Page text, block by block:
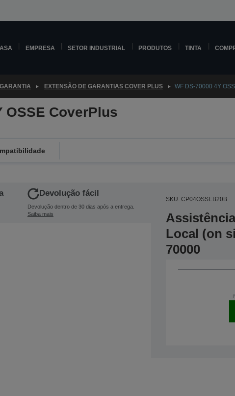
EMPRESA SETOR INDUSTRIAL PRODUTOS TINTA
GARANTIA EXTENSÃO DE GARANTIAS COVER PLUS WF DS-70000 4Y
OSSE CoverPlus
Devolução fácil
Devolução dentro de 30 dias após a entrega.
Saiba mais
SKU: CP04OSSEB20B
Local (on
70000